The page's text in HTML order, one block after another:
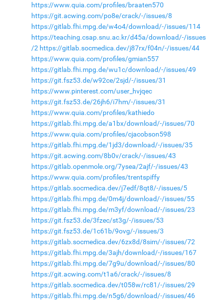
https://www.quia.com/profiles/braaten570
https://git.acwing.com/po8e/crack/-/issues/8
https://gitlab.fhi.mpg.de/w4o4/download/-/issues/114
https://teaching.csap.snu.ac.kr/d45a/download/-/issues
/2 https://gitlab.socmedica.dev/j87rx/f04n/-/issues/44
https://www.quia.com/profiles/gmian557
https://gitlab.fhi.mpg.de/wu1c/download/-/issues/49
https://git.fsz53.de/w92ce/2sjd/-/issues/31
https://www.pinterest.com/user_hvjqec
https://git.fsz53.de/26jh6/i7hm/-/issues/31
https://www.quia.com/profiles/kathiedo
https://gitlab.fhi.mpg.de/a1bx/download/-/issues/70
https://www.quia.com/profiles/cjacobson598
https://gitlab.fhi.mpg.de/1jd3/download/-/issues/35
https://git.acwing.com/8b0v/crack/-/issues/43
https://gitlab.openmole.org/7ysea/2ajf/-/issues/43
https://www.quia.com/profiles/trentspiffy
https://gitlab.socmedica.dev/j7edf/8qt8/-/issues/5
https://gitlab.fhi.mpg.de/0m4j/download/-/issues/55
https://gitlab.fhi.mpg.de/m3yf/download/-/issues/23
https://git.fsz53.de/3fzec/st3g/-/issues/53
https://git.fsz53.de/1c61b/9ovg/-/issues/3
https://gitlab.socmedica.dev/6zx8d/8sim/-/issues/72
https://gitlab.fhi.mpg.de/3ajh/download/-/issues/167
https://gitlab.fhi.mpg.de/7g9u/download/-/issues/80
https://git.acwing.com/t1a6/crack/-/issues/8
https://gitlab.socmedica.dev/t058w/rc81/-/issues/29
https://gitlab.fhi.mpg.de/n5g6/download/-/issues/46